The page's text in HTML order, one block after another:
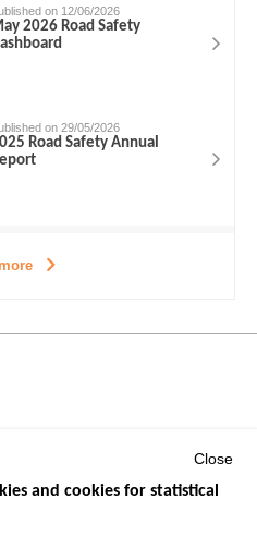
on 12/06/2026
2026 Road Safety
on 29/05/2026
Road Safety Annual
Close
and cookies for statistical